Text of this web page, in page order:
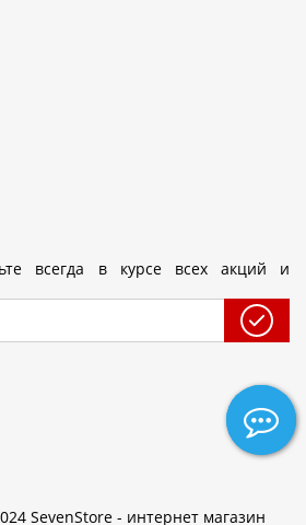
всегда в курсе всех акций и
SevenStore - интернет магазин